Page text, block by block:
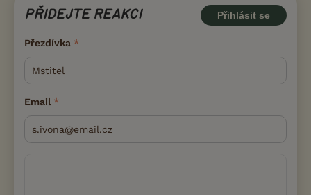
PŘIDEJTE REAKCI Přihlásit se
Přezdívka
Email